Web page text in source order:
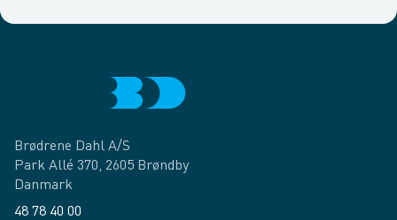
Brødrene Dahl A/S
Park Allé 370, 2605 Brøndby
Danmark
48 78 40 00